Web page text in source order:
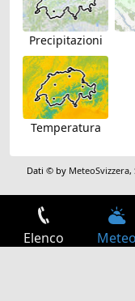
Precipitazioni
Temperatura
Dati © by MeteoSvizzera,
Elenco Meteo